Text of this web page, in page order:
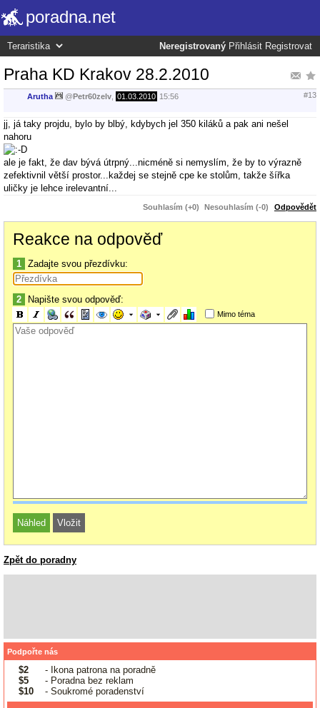
poradna.net
Neregistrovaný Přihlásit Registrovat
Praha KD Krakov 28.2.2010
Arutha @Petr60zelv 01.03.2010 15:56 #13
jj, já taky projdu, bylo by blbý, kdybych jel 350 kiláků a pak ani nešel
nahoru
ale je fakt, že dav bývá útrpný...nicméně si nemyslím, že by to výrazně
zefektivnil větší prostor...každej se stejně cpe ke stolům, takže šířka
uličky je lehce irelevantní...
Souhlasím (+0) Nesouhlasím (-0) Odpovědět
Reakce na odpověď
1 Zadajte svou přezdívku:
2 Napište svou odpověď:
Mimo téma
Zpět do poradny
Podpořte nás
$2
- Ikona patrona na poradně
$5
- Poradna bez reklam
$10
- Soukromé poradenství